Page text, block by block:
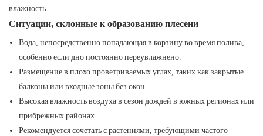
влажность.
Ситуации, склонные к образованию плесени
Вода, непосредственно попадающая в корзину во время полива,
особенно если дно постоянно переувлажнено.
Размещение в плохо проветриваемых углах, таких как закрытые
балконы или входные зоны без окон.
Высокая влажность воздуха в сезон дождей в южных регионах или
прибрежных районах.
Рекомендуется сочетать с растениями, требующими частого